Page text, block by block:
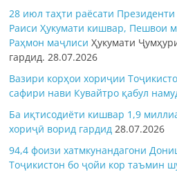
28 июл таҳти раёсати
Раиси Ҳукумати кишвар, Пешвои
Раҳмон маҷлисиҲукумати
гардид.28.07.2026
Вазири корҳои хориҷии
сафири нави Кувайтро қабул
Ба иқтисодиёти кишвар 1,9
хориҷӣ ворид гардид 28.07.2026
94,4 фоизи хатмкунандагони
Тоҷикистон бо ҷойи кор таъмин